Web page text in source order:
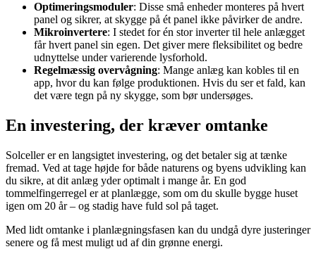
Optimeringsmoduler: Disse små enheder monteres på hvert
panel og sikrer, at skygge på ét panel ikke påvirker de andre.
Mikroinvertere: I stedet for én stor inverter til hele anlægget
får hvert panel sin egen. Det giver mere fleksibilitet og bedre
udnyttelse under varierende lysforhold.
Regelmæssig overvågning: Mange anlæg kan kobles til en
app, hvor du kan følge produktionen. Hvis du ser et fald, kan
det være tegn på ny skygge, som bør undersøges.
En investering, der kræver omtanke
Solceller er en langsigtet investering, og det betaler sig at tænke
fremad. Ved at tage højde for både naturens og byens udvikling kan
du sikre, at dit anlæg yder optimalt i mange år. En god
tommelfingerregel er at planlægge, som om du skulle bygge huset
igen om 20 år – og stadig have fuld sol på taget.
Med lidt omtanke i planlægningsfasen kan du undgå dyre justeringer
senere og få mest muligt ud af din grønne energi.